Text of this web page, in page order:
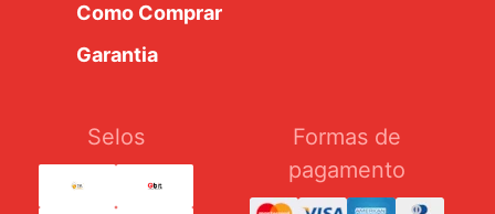
Como Comprar
Garantia
Selos
Formas de
pagamento